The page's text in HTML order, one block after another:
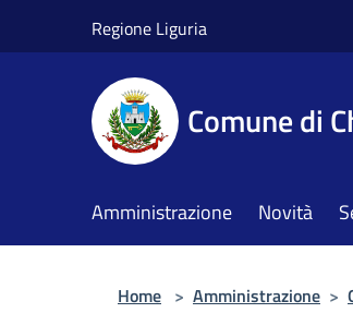
Regione Liguria
Comune di
Amministrazione Novità
Home > Amministrazione >